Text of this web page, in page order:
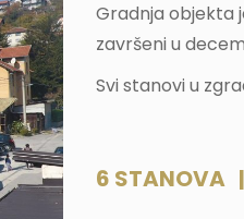
Gradnja objekta
završeni u
Svi stanovi u
6 STANOVA